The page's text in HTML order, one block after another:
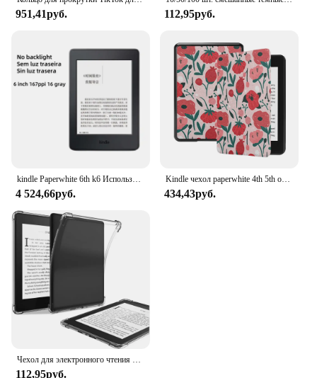
951,41руб. 112,95руб.
kindle Paperwhite 6th k6 Использованный вариант электронной книги Reader EReader EReader E-ink Book для kindle
4 524,66руб.
Kindle чехол paperwhite 4th 5th образец 2022kindle 11th 10th 9th generation Oasis 2 3 Чехол 2021 искусственная кожа
434,43руб.
Чехол для электронного чтения 11/12-го поколения 6 6,8 7 дюймов SA568B Защитный корпус C2V2L3 Подушка безопасности для Kindle Paperwhite 1/2/3/4/5 Colorsoft 2024
112,95руб.